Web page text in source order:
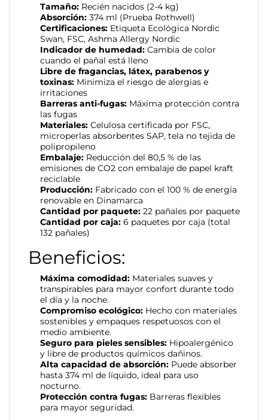
Tamaño: Recién nacidos (2-4 kg)
Absorción: 374 ml (Prueba Rothwell)
Certificaciones: Etiqueta Ecológica Nordic
Swan, FSC, Ashma Allergy Nordic
Indicador de humedad: Cambia de color
cuando el pañal está lleno
Libre de fragancias, látex, parabenos y
toxinas: Minimiza el riesgo de alergias e
irritaciones
Barreras anti-fugas: Máxima protección contra
las fugas
Materiales: Celulosa certificada por FSC,
microperlas absorbentes SAP, tela no tejida de
polipropileno
Embalaje: Reducción del 80,5 % de las
emisiones de CO2 con embalaje de papel kraft
reciclable
Producción: Fabricado con el 100 % de energía
renovable en Dinamarca
Cantidad por paquete: 22 pañales por paquete
Cantidad por caja: 6 paquetes por caja (total
132 pañales)
Beneficios:
Máxima comodidad: Materiales suaves y
transpirables para mayor confort durante todo
el día y la noche.
Compromiso ecológico: Hecho con materiales
sostenibles y empaques respetuosos con el
medio ambiente.
Seguro para pieles sensibles: Hipoalergénico
y libre de productos químicos dañinos.
Alta capacidad de absorción: Puede absorber
hasta 374 ml de líquido, ideal para uso
nocturno.
Protección contra fugas: Barreras flexibles
para mayor seguridad.